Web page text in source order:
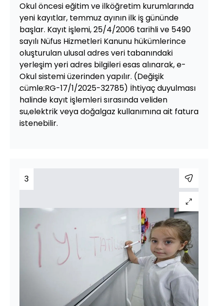
Okul öncesi eğitim ve ilköğretim kurumlarında
yeni kayıtlar, temmuz ayının ilk iş gününde
başlar. Kayıt işlemi, 25/4/2006 tarihli ve 5490
sayılı Nüfus Hizmetleri Kanunu hükümlerince
oluşturulan ulusal adres veri tabanındaki
yerleşim yeri adres bilgileri esas alınarak, e-
Okul sistemi üzerinden yapılır. (Değişik
cümle:RG-17/1/2025-32785) İhtiyaç duyulması
halinde kayıt işlemleri sırasında veliden
su,elektrik veya doğalgaz kullanımına ait fatura
istenebilir.
3